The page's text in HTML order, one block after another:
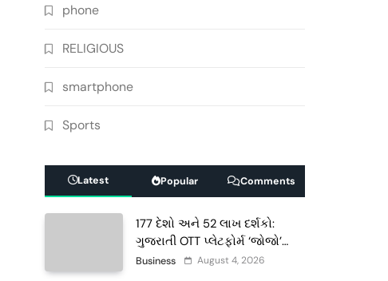
phone
RELIGIOUS
smartphone
Sports
Latest Popular Comments
177 દેશો અને 52 લાખ દર્શકો:
ગુજરાતી OTT પ્લેટફોર્મ ‘જોજો’
(JOJO) નો વિશ્વભરમાં દબદબો
Business August 4, 2026